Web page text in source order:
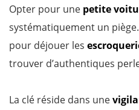
Opter pour une petite
systématiquement un
pour déjouer les
trouver d’authentiques
La clé réside dans une